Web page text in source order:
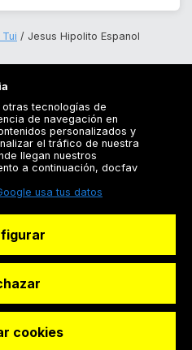
Jesus Hipolito Espanol
S.L
tecnologías de
de navegación en
personalizados y
el tráfico de nuestra
llegan nuestros
a continuación, docfav
usa tus datos
cookies